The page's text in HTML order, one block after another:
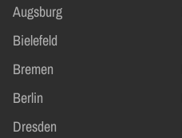
Augsburg
Bielefeld
Bremen
Berlin
Dresden